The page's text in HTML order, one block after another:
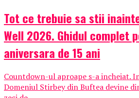
Tot ce trebuie sa stii
Well 2026. Ghidul complet
aniversara de 15 ani
Countdown-ul aproape s-a incheiat.
Domeniul Stirbey din Buftea devine